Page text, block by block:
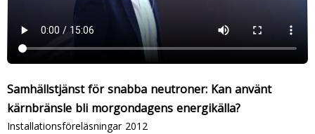
Samhällstjänst för snabba neutroner: Kan använt
kärnbränsle bli morgondagens energikälla?
Installationsföreläsningar 2012